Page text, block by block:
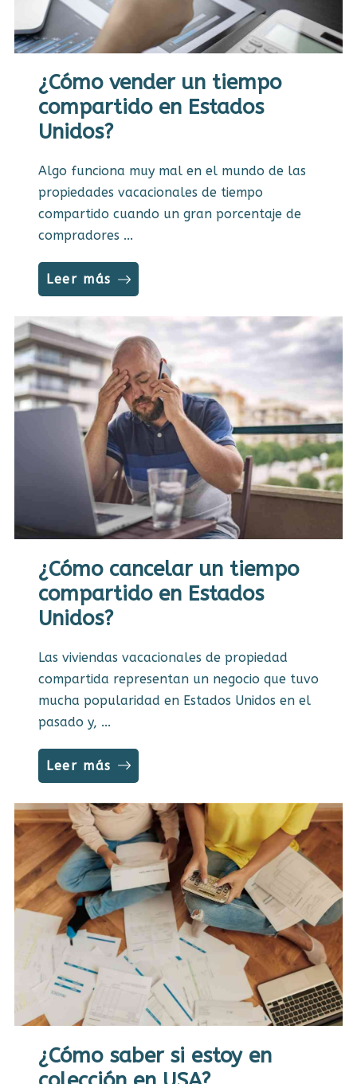
¿Cómo vender un tiempo
compartido en Estados
Unidos?
Algo funciona muy mal en el mundo de las
propiedades vacacionales de tiempo
compartido cuando un gran porcentaje de
compradores ...
Leer más
¿Cómo cancelar un tiempo
compartido en Estados
Unidos?
Las viviendas vacacionales de propiedad
compartida representan un negocio que tuvo
mucha popularidad en Estados Unidos en el
pasado y, ...
Leer más
¿Cómo saber si estoy en